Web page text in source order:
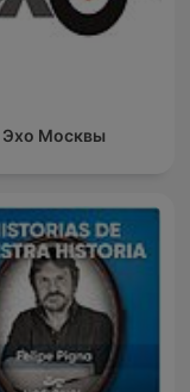
Эхо Москвы